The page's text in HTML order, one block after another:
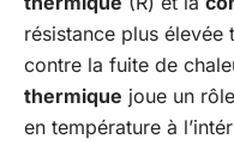
résistance plus élevée
contre la fuite de
thermique joue un
en température à